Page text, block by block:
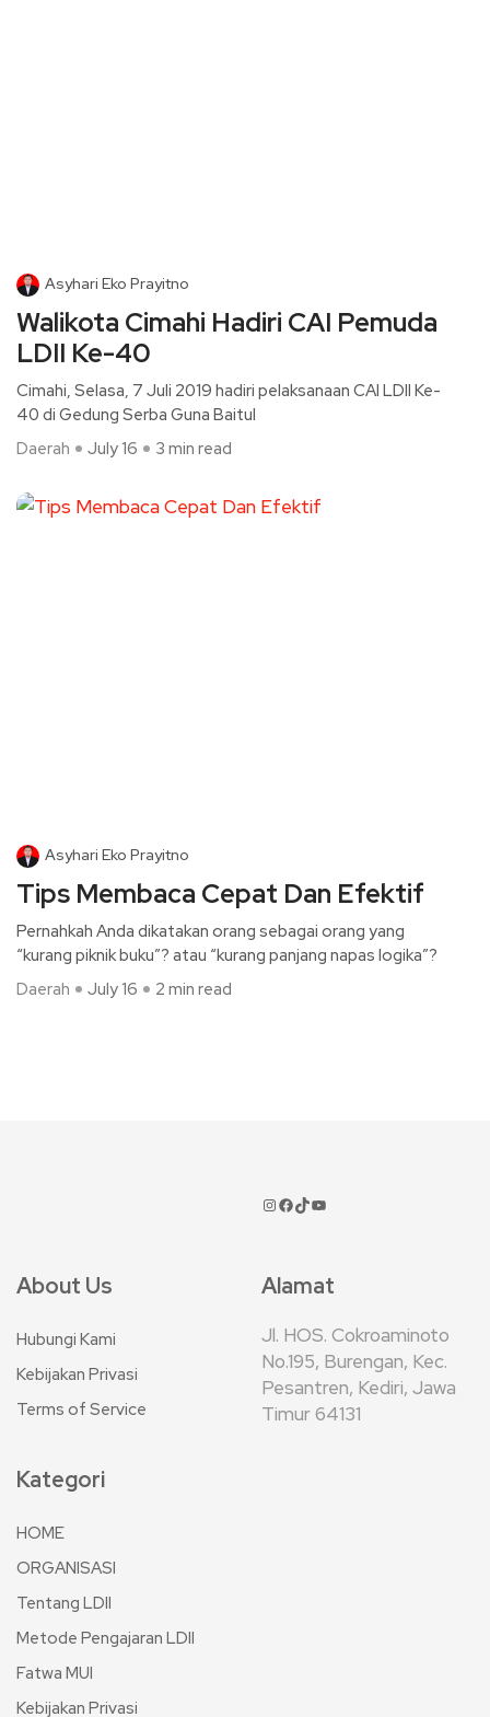
Asyhari Eko Prayitno
Walikota Cimahi Hadiri CAI Pemuda
LDII Ke-40
Cimahi, Selasa, 7 Juli 2019 hadiri pelaksanaan CAI LDII Ke-
40 di Gedung Serba Guna Baitul
Daerah
July 16 3 min read
Asyhari Eko Prayitno
Tips Membaca Cepat Dan Efektif
Pernahkah Anda dikatakan orang sebagai orang yang
“kurang piknik buku”? atau “kurang panjang napas logika”?
Daerah
July 16 2 min read
About Us
Hubungi Kami
Kebijakan Privasi
Terms of Service
Alamat
Jl. HOS. Cokroaminoto
No.195, Burengan, Kec.
Pesantren, Kediri, Jawa
Timur 64131
Kategori
HOME
ORGANISASI
Tentang LDII
Metode Pengajaran LDII
Fatwa MUI
Kebijakan Privasi